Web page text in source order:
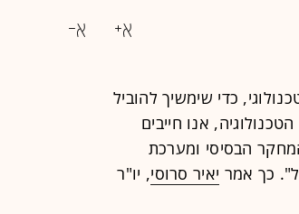
כדי שימשיך להוביל
אנו חייבים
הבסיסי ומערכת
כך אמר יאיר סרוסי, יו"ר